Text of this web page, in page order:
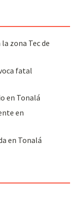
zona Tec de
fatal
en Tonalá
en
en Tonalá